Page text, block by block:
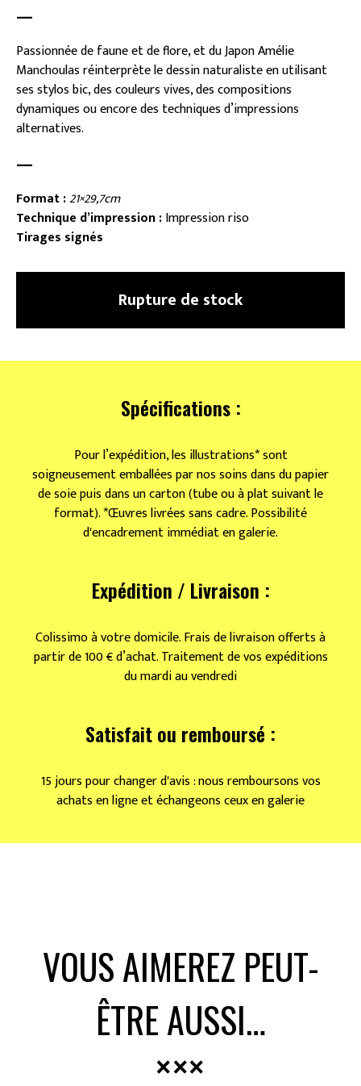
—
Passionnée de faune et de flore, et du Japon Amélie
Manchoulas réinterprète le dessin naturaliste en utilisant
ses stylos bic, des couleurs vives, des compositions
dynamiques ou encore des techniques d’impressions
alternatives.
—
Format :21×29,7cm
Technique d’impression :Impression riso
Tirages signés
Rupture de stock
Spécifications :
Pour l’expédition, les illustrations* sont
soigneusement emballées par nos soins dans du papier
de soie puis dans un carton (tube ou à plat suivant le
format). *Œuvres livrées sans cadre. Possibilité
d'encadrement immédiat en galerie.
Expédition / Livraison :
Colissimo à votre domicile. Frais de livraison offerts à
partir de 100 € d’achat. Traitement de vos expéditions
du mardi au vendredi
Satisfait ou remboursé :
15 jours pour changer d'avis : nous remboursons vos
achats en ligne et échangeons ceux en galerie
VOUS AIMEREZ PEUT-
ÊTRE AUSSI…